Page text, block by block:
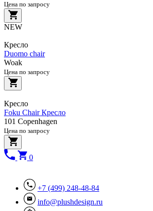
Цена по запросу
NEW
Кресло
Duomo chair
Woak
Цена по запросу
Кресло
Foku Chair Кресло
101 Copenhagen
Цена по запросу
0
+7 (499) 248-48-84
info@plushdesign.ru